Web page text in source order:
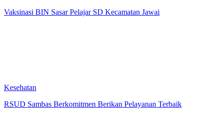
Vaksinasi BIN Sasar Pelajar SD Kecamatan Jawai
Kesehatan
RSUD Sambas Berkomitmen Berikan Pelayanan Terbaik